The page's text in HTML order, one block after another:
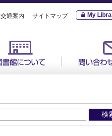
交通案内 サイトマップ My